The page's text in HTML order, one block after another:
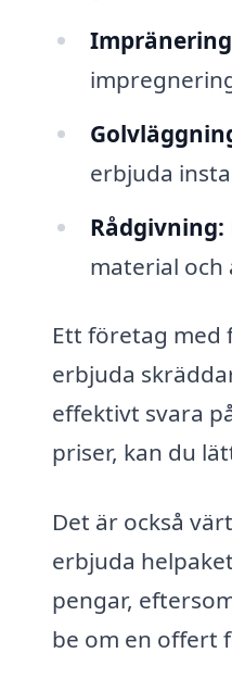
erbjuda
Rådgivning:
material och
Ett företag med
erbjuda
effektivt svara
priser, kan du
Det är också
erbjuda
pengar,
be om en offert